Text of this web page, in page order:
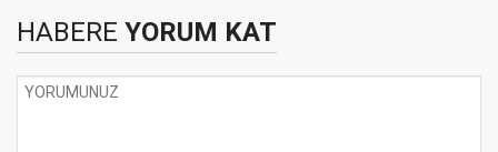
HABERE YORUM KAT